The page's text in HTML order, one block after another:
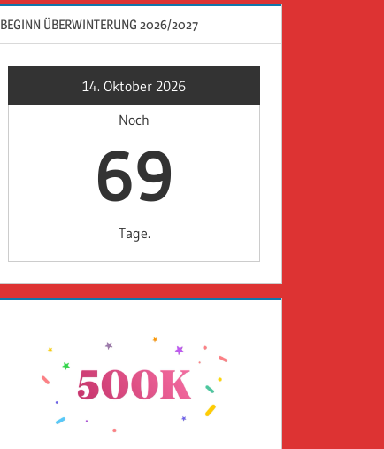
BEGINN ÜBERWINTERUNG 2026/2027
14. Oktober 2026
Noch
69
Tage.